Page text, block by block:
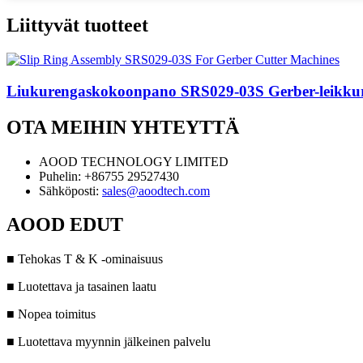
Liittyvät tuotteet
Liukurengaskokoonpano SRS029-03S Gerber-
OTA MEIHIN YHTEYTTÄ
AOOD TECHNOLOGY LIMITED
Puhelin: +86755 29527430
Sähköposti: sales@aoodtech.com
AOOD EDUT
■ Tehokas T & K -ominaisuus
■ Luotettava ja tasainen laatu
■ Nopea toimitus
■ Luotettava myynnin jälkeinen palvelu